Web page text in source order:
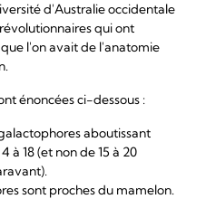
d'Australie occidentale
qui ont
l'on avait de l'anatomie
énoncées ci-dessous :
aboutissant
à 18 (et non de 15 à 20
sont proches du mamelon.